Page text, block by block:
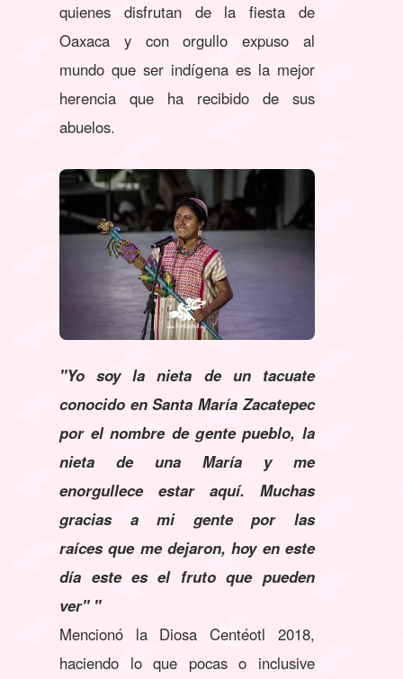
quienes disfrutan de la fiesta de
Oaxaca y con orgullo expuso al
mundo que ser indígena es la mejor
herencia que ha recibido de sus
abuelos.
"Yo soy la nieta de un tacuate
conocido en Santa María Zacatepec
por el nombre de gente pueblo, la
nieta de una María y me
enorgullece estar aquí. Muchas
gracias a mi gente por las
raíces que me dejaron, hoy en este
día este es el fruto que pueden
ver" "
Mencionó la Diosa Centéotl 2018,
haciendo lo que pocas o inclusive